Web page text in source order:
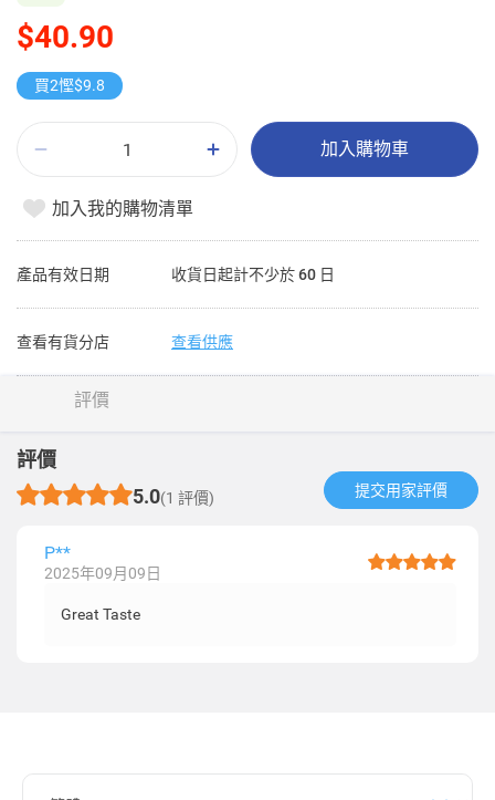
$40.90
買2慳$9.8
加入購物車
加入我的購物清單
產品有效日期 收貨日起計不少於 60 日
查看有貨分店 查看供應
評價
評價
5.0(1 評價) 提交用家評價​
P**
2025年09月09日
Great Taste